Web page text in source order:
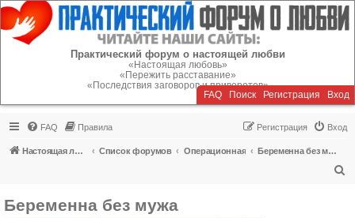
Регистрация
Практический форум о настоящей любви
«Настоящая любовь»
«Пережить расставание»
«Последствия заговоров и приворотов»
FAQ Поиск Регистрация Вход
FAQ Правила Вход
Регистрация
Настоящая любовь Список форумов Операционная
Беременна без мужа
Беременна без мужа